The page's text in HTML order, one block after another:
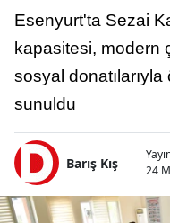
Esenyurt'ta Sezai
kapasitesi, modern
sosyal
sunuldu
Barış Kış
24